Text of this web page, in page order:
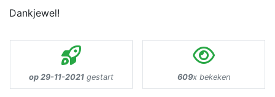
Dankjewel!
op 29-11-2021 gestart 609x bekeken